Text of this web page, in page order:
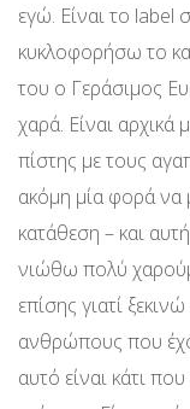
εγώ. Είναι το
κυκλοφορήσω το
του ο Γεράσιμος
χαρά. Είναι
πίστης με τους
ακόμη μία φορά να
κατάθεση – και
νιώθω πολύ
επίσης γιατί
ανθρώπους που
αυτό είναι κάτι